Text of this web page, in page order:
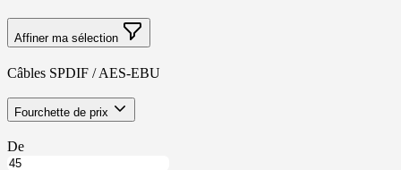
Affiner ma sélection
Câbles SPDIF / AES-EBU
Skip
to
list
Fourchette de prix filter
DeÀ